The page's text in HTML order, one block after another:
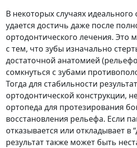
В некоторых случаях
удается достичь даже после
ортодонтического лечения. Это
с тем, что зубы изначально
достаточной анатомией
сомкнуться с зубами
Тогда для стабильности
ортодонтической конструкции,
ортопеда для протезирования
восстановления рельефа. Если
отказывается или откладывает в
результат также может быть